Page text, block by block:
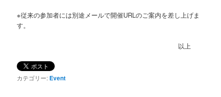
※従来の参加者には別途メールで開催URLのご案内を差し上げま
す。
以上
カテゴリー: Event